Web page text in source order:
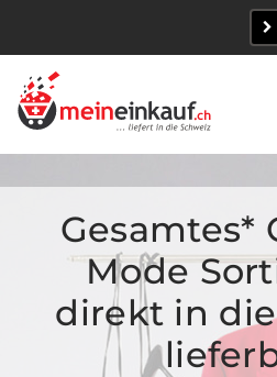
Gesamtes*
Mode
direkt in